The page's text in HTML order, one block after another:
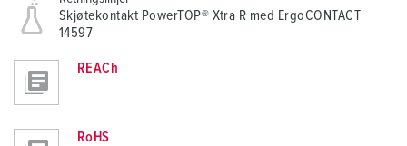
Skjøtekontakt PowerTOP® Xtra R med ErgoCONTACT
14597
REACh
RoHS